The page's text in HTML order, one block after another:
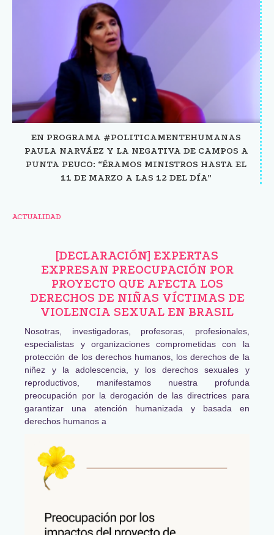
EN PROGRAMA #POLITICAMENTEHUMANAS
PAULA NARVÁEZ Y LA NEGATIVA DE CAMPOS A
PUNTA PEUCO: “ÉRAMOS MINISTROS HASTA EL
11 DE MARZO A LAS 12 DEL DÍA”
ACTUALIDAD
[DECLARACIÓN] EXPERTAS
EXPRESAN PREOCUPACIÓN POR
PROYECTO QUE AFECTA LOS
DERECHOS DE NIÑAS VÍCTIMAS DE
VIOLENCIA SEXUAL EN BRASIL
Nosotras, investigadoras, profesoras, profesionales,
especialistas y organizaciones comprometidas con la
protección de los derechos humanos, los derechos de la
niñez y la adolescencia, y los derechos sexuales y
reproductivos, manifestamos nuestra profunda
preocupación por la derogación de las directrices para
garantizar una atención humanizada y basada en
derechos humanos a